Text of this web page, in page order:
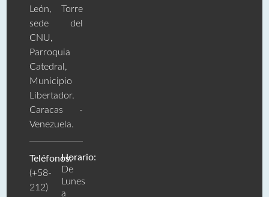
León, Torre
sede del
CNU,
Parroquia
Catedral,
Municipio
Libertador.
Caracas -
Venezuela.
Teléfonos:
(+58-
212)
Horario:
De
Lunes
a